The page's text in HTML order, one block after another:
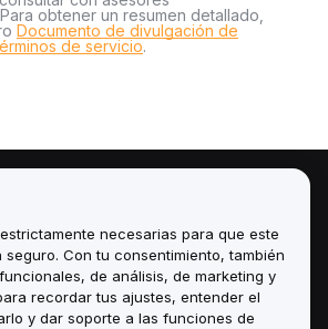
obtener un resumen detallado,
Documento de divulgación de
de servicio.
necesarias para que este
Con tu consentimiento, también
de análisis, de marketing y
recordar tus ajustes, entender el
y dar soporte a las funciones de